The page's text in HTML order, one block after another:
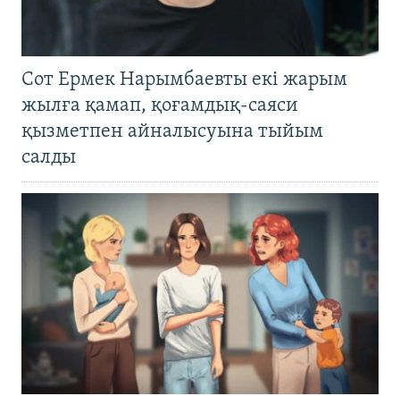
Сот Ермек Нарымбаевты екі жарым
жылға қамап, қоғамдық-саяси
қызметпен айналысуына тыйым
салды